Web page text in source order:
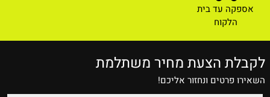
אספקה עד בית
הלקוח
לקבלת הצעת מחיר משתלמת
השאירו פרטים ונחזור אליכם!